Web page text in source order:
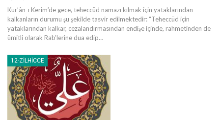
Kur’ân-ı Kerim’de gece, teheccüd namazı kılmak için yataklarından
kalkanların durumu şu şekilde tasvir edilmektedir: “Teheccüd için
yataklarından kalkar, cezalandırmasından endişe içinde, rahmetinden de
ümitli olarak Rab’lerine dua edip…
12-ZILHICCE